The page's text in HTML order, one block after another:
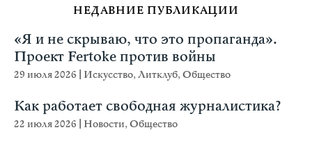
НЕДАВНИЕ ПУБЛИКАЦИИ
«Я и не скрываю, что это пропаганда».
Проект Fertoke против войны
29 июля 2026 Искусство,Литклуб,Общество
Как работает свободная журналистика?
22 июля 2026 Новости,Общество